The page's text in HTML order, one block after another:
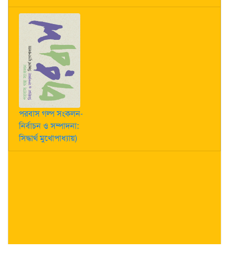
পরবাস গল্প সংকলন-
নির্বাচন ও সম্পাদনা:
সিদ্ধার্থ মুখোপাধ্যায়)